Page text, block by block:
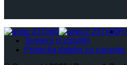
Termeni și condiții
Protectia datelor cu caracter